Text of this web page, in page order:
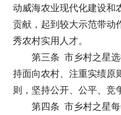
动威海农业现代化建设和
贡献，起到较大示范带动
秀农村实用人才。
第三条 市乡村之星
持面向农村、注重实绩原
则，坚持公开、公平、竞
第四条 市乡村之星